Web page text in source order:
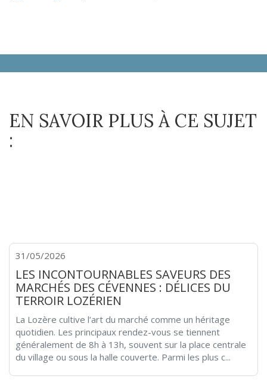
EN SAVOIR PLUS À CE SUJET
:
31/05/2026
LES INCONTOURNABLES SAVEURS DES
MARCHÉS DES CÉVENNES : DÉLICES DU
TERROIR LOZÉRIEN
La Lozère cultive l’art du marché comme un héritage
quotidien. Les principaux rendez-vous se tiennent
généralement de 8h à 13h, souvent sur la place centrale
du village ou sous la halle couverte. Parmi les plus c...